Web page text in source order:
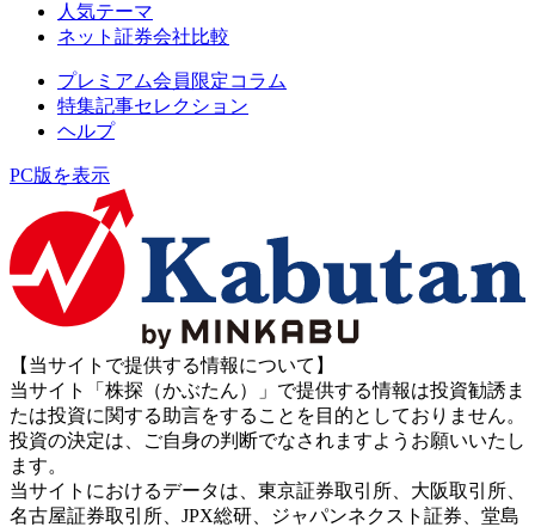
人気テーマ
ネット証券会社比較
プレミアム会員限定コラム
特集記事セレクション
ヘルプ
PC版を表示
【当サイトで提供する情報について】
当サイト「株探（かぶたん）」で提供する情報は投資勧誘ま
たは投資に関する助言をすることを目的としておりません。
投資の決定は、ご自身の判断でなされますようお願いいたし
ます。
当サイトにおけるデータは、東京証券取引所、大阪取引所、
名古屋証券取引所、JPX総研、ジャパンネクスト証券、堂島